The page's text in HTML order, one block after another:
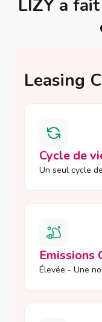
LIZY a
Leasing
Cycle de
Un seul cycle
Emissions
Élevée - Une